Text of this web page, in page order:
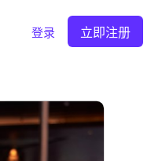
登录 立即注册